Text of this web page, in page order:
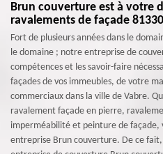
Brun couverture est à votre
ravalements de façade 81330
Fort de plusieurs années dans le
le domaine ; notre entreprise de
compétences et les savoir-faire
façades de vos immeubles, de votre
commerciaux dans la ville de Vabre.
ravalement façade en pierre,
imperméabilité et peinture de façade,
entreprise Brun couverture. De ce